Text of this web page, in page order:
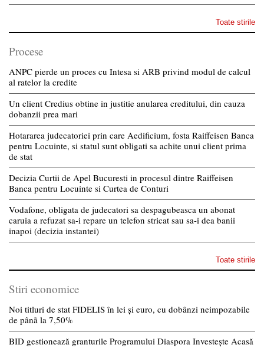
Toate stirile
Procese
ANPC pierde un proces cu Intesa si ARB privind modul de calcul
al ratelor la credite
Un client Credius obtine in justitie anularea creditului, din cauza
dobanzii prea mari
Hotararea judecatoriei prin care Aedificium, fosta Raiffeisen Banca
pentru Locuinte, si statul sunt obligati sa achite unui client prima
de stat
Decizia Curtii de Apel Bucuresti in procesul dintre Raiffeisen
Banca pentru Locuinte si Curtea de Conturi
Vodafone, obligata de judecatori sa despagubeasca un abonat
caruia a refuzat sa-i repare un telefon stricat sau sa-i dea banii
inapoi (decizia instantei)
Toate stirile
Stiri economice
Noi titluri de stat FIDELIS în lei și euro, cu dobânzi neimpozabile
de pânã la 7,50%
BID gestionează granturile Programului Diaspora Investește Acasă